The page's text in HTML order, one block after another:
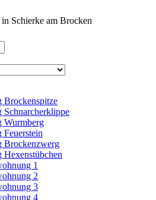
Schierke am Brocken
Brockenspitze
Schnarcherklippe
Wurmberg
Feuerstein
Brockenzwerg
Hexenstübchen
1
2
3
4